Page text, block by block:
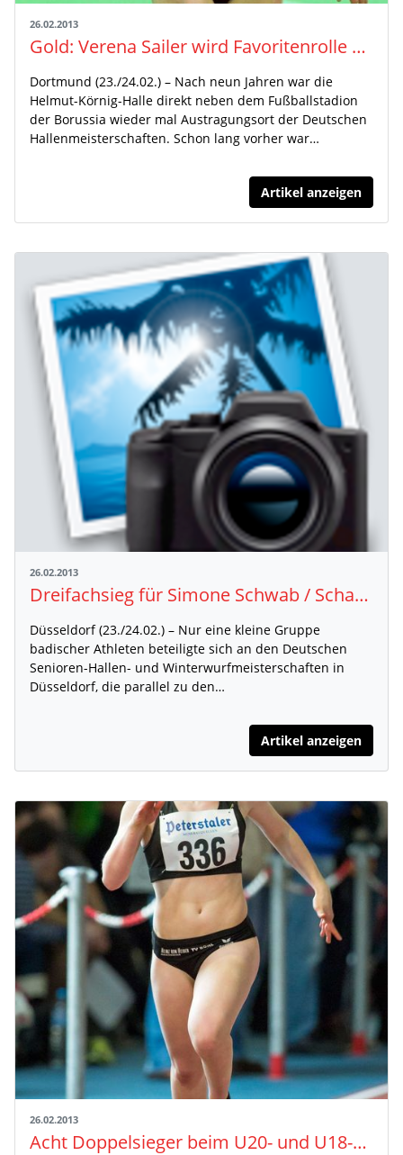
26.02.2013
Gold: Verena Sailer wird Favoritenrolle gerecht / Patrick Domogala Vizemeister / Bronzemedaillen für Shanice Craft und Matthias Bühler
Dortmund (23./24.02.) – Nach neun Jahren war die
Helmut-Körnig-Halle direkt neben dem Fußballstadion
der Borussia wieder mal Austragungsort der Deutschen
Hallenmeisterschaften. Schon lang vorher war…
Artikel anzeigen
26.02.2013
Dreifachsieg für Simone Schwab / Schardt, Zentner und Schulze Doppelsieger
Düsseldorf (23./24.02.) – Nur eine kleine Gruppe
badischer Athleten beteiligte sich an den Deutschen
Senioren-Hallen- und Winterwurfmeisterschaften in
Düsseldorf, die parallel zu den…
Artikel anzeigen
26.02.2013
Acht Doppelsieger beim U20- und U18-Nachwuchs